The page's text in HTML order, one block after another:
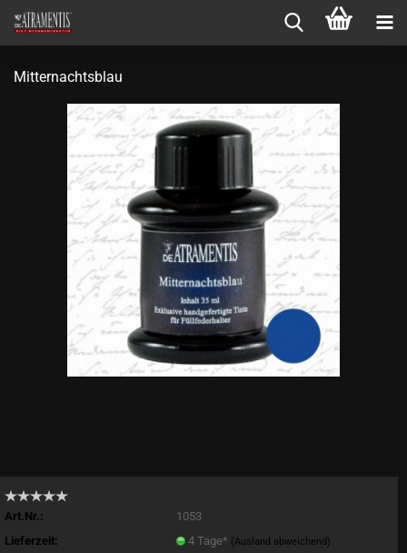
Mitternachtsblau
Art.Nr.:
1053
Lieferzeit:
4 Tage* (Ausland abweichend)